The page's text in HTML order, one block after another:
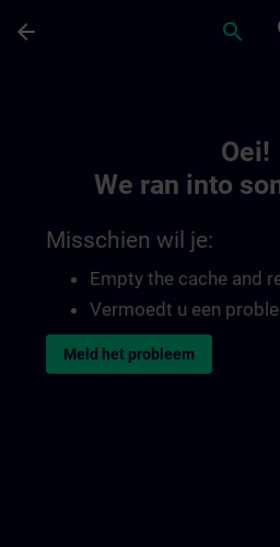
arrow_back search
Oei!
We ran into
Misschien wil je:
Empty the cache and
Vermoedt u een
Meld het probleem